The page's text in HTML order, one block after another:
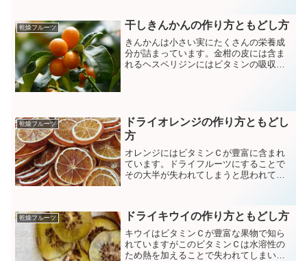
乾燥フルーツ 干しきんかんの作り方ともどし方
きんかんは小さい実にたくさんの栄養成
分が詰まっています。金柑の皮には含ま
れるヘスペリジンにはビタミンの吸収を
乾燥フルーツ
ドライオレンジの作り方ともどし
方
オレンジにはビタミンＣが豊富に含まれ
ています。ドライフルーツにすることで
その大半が失われてしまうと思われてい
乾燥フルーツ ドライキウイの作り方ともどし方
キウイはビタミンＣが豊富な果物で知ら
れていますがこのビタミンＣは水溶性の
ため熱を加えることで失われてしまいま